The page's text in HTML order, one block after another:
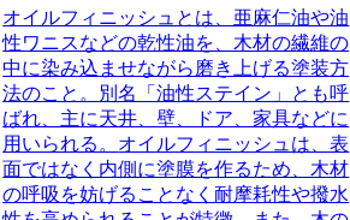
オイルフィニッシュとは、亜麻仁油や油
性ワニスなどの乾性油を、木材の繊維の
中に染み込ませながら磨き上げる塗装方
法のこと。
別名「油性ステイン」とも呼
ばれ、主に天井、壁、ドア、家具などに
用いられる。 オイルフィニッシュは、表
面ではなく内側に塗膜を作るため、木材
の呼吸を妨げることなく耐摩耗性や撥水